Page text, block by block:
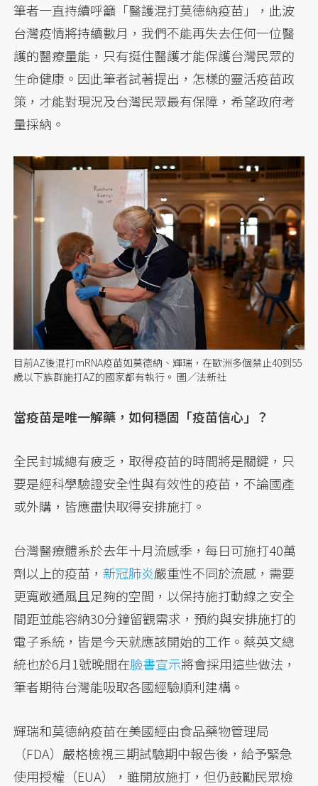
筆者一直持續呼籲「醫護混打莫德納疫苗」，此波
台灣疫情將持續數月，我們不能再失去任何一位醫
護的醫療量能，只有挺住醫護才能保護台灣民眾的
生命健康。因此筆者試著提出，怎樣的靈活疫苗政
策，才能對現況及台灣民眾最有保障，希望政府考
量採納。
目前AZ後混打mRNA疫苗如莫德納、輝瑞，在歐洲多個禁止40到55
歲以下族群施打AZ的國家都有執行。 圖／法新社
當疫苗是唯一解藥，如何穩固「疫苗信心」？
全民封城總有疲乏，取得疫苗的時間將是關鍵，只
要是經科學驗證安全性與有效性的疫苗，不論國產
或外購，皆應盡快取得安排施打。
台灣醫療體系於去年十月流感季，每日可施打40萬
劑以上的疫苗， 新冠肺炎嚴重性不同於流感，需要
更寬敞通風且足夠的空間，以保持施打動線之安全
間距並能容納30分鐘留觀需求，預約與安排施打的
電子系統，皆是今天就應該開始的工作。蔡英文總
統也於6月1號晚間在臉書宣示將會採用這些做法，
筆者期待台灣能吸取各國經驗順利建構。
輝瑞和莫德納疫苗在美國經由食品藥物管理局
（FDA）嚴格檢視三期試驗期中報告後，給予緊急
使用授權（EUA），雖開放施打，但仍鼓勵民眾檢